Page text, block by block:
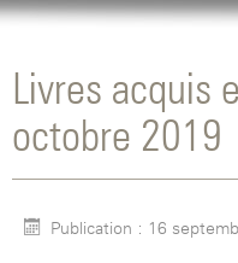
Présentation
Horaires d'ouvertures
Mentions légales
Catalogue
Catalogue des livres
Acquisitions
Conférences
Livres acquis
octobre 2019
Publication : 16